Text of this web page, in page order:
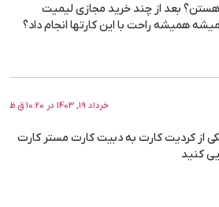
هستن؟ بعد از چند خرید مجازی لیمیت
همیشه راحت با این کارتها انجام داد؟
خرداد 19, 1403 در 10:20 ق.ظ
از کردیت کارت به دبیت کارت مستر کارت
کنید